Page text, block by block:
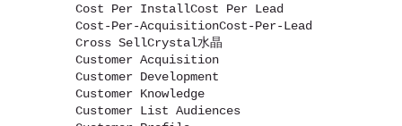
Cost Per InstallCost Per Lead
Cost-Per-AcquisitionCost-Per-Lead
Cross SellCrystal水晶
Customer Acquisition
Customer Development
Customer Knowledge
Customer List Audiences